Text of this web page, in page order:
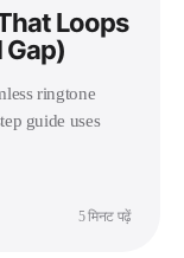
Loops
Gap)
ringtone
guide uses
5 मिनट पढ़ें